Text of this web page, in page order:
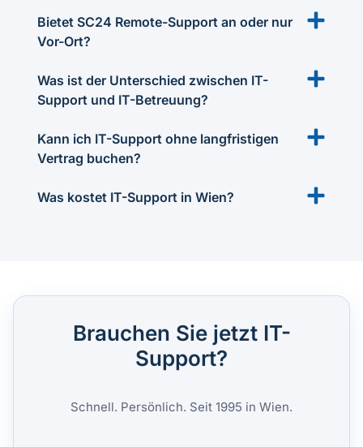
Bietet SC24 Remote-Support an oder nur
Vor-Ort?
Was ist der Unterschied zwischen IT-
Support und IT-Betreuung?
Kann ich IT-Support ohne langfristigen
Vertrag buchen?
Was kostet IT-Support in Wien?
Brauchen Sie jetzt IT-
Support?
Schnell. Persönlich. Seit 1995 in Wien.